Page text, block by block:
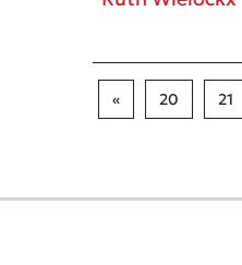
« 20 21